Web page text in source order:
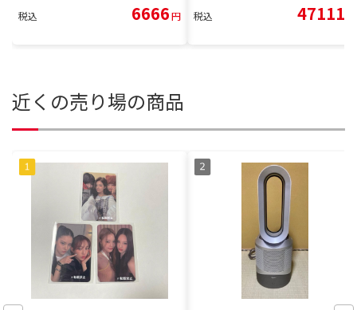
税込 6666円 税込 47111
近くの売り場の商品